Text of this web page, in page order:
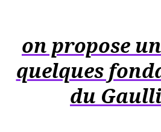
on propose
quelques
du